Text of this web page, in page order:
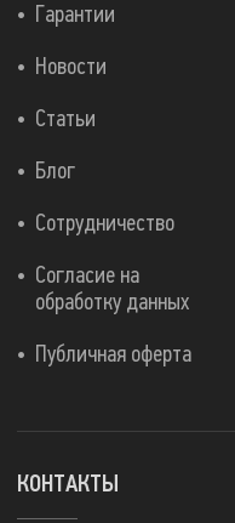
Гарантии
Новости
Статьи
Блог
Сотрудничество
Согласие на
обработку данных
Публичная оферта
КОНТАКТЫ